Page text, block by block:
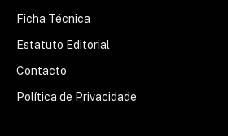
Ficha Técnica
Estatuto Editorial
Contacto
Política de Privacidade